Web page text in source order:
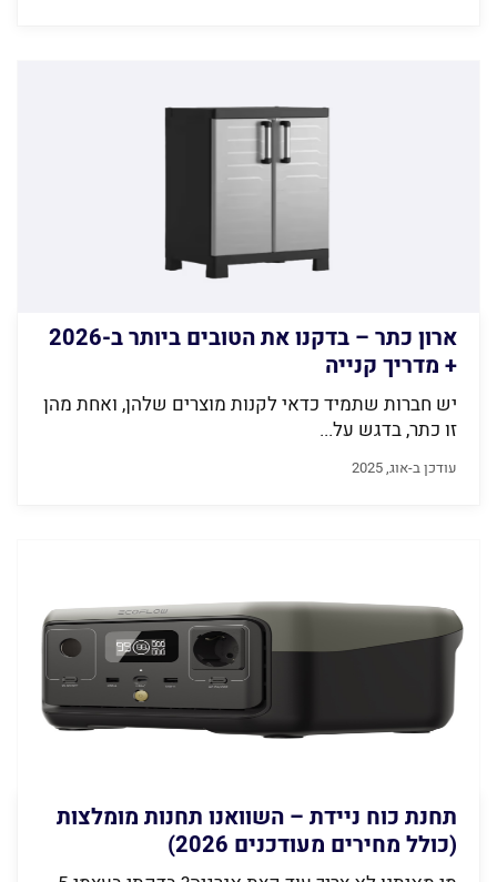
ארון כתר – בדקנו את הטובים ביותר ב-2026
+ מדריך קנייה
יש חברות שתמיד כדאי לקנות מוצרים שלהן, ואחת מהן
זו כתר, בדגש על...
עודכן ב-אוג, 2025
תחנת כוח ניידת – השוואנו תחנות מומלצות
(כולל מחירים מעודכנים 2026)